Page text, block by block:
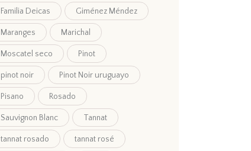
Familia Deicas Giménez Méndez
Maranges Marichal
Moscatel seco Pinot
pinot noir Pinot Noir uruguayo
Pisano Rosado
Sauvignon Blanc Tannat
tannat rosado tannat rosé